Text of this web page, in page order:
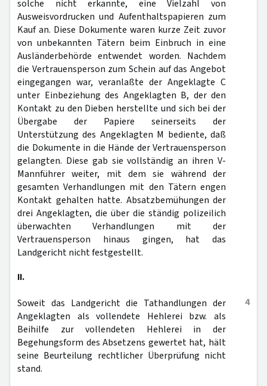
solche nicht erkannte, eine Vielzahl von
Ausweisvordrucken und Aufenthaltspapieren zum
Kauf an. Diese Dokumente waren kurze Zeit zuvor
von unbekannten Tätern beim Einbruch in eine
Ausländerbehörde entwendet worden. Nachdem
die Vertrauensperson zum Schein auf das Angebot
eingegangen war, veranlaßte der Angeklagte C
unter Einbeziehung des Angeklagten B, der den
Kontakt zu den Dieben herstellte und sich bei der
Übergabe der Papiere seinerseits der
Unterstützung des Angeklagten M bediente, daß
die Dokumente in die Hände der Vertrauensperson
gelangten. Diese gab sie vollständig an ihren V-
Mannführer weiter, mit dem sie während der
gesamten Verhandlungen mit den Tätern engen
Kontakt gehalten hatte. Absatzbemühungen der
drei Angeklagten, die über die ständig polizeilich
überwachten Verhandlungen mit der
Vertrauensperson hinaus gingen, hat das
Landgericht nicht festgestellt.
II.
4
Soweit das Landgericht die Tathandlungen der
Angeklagten als vollendete Hehlerei bzw. als
Beihilfe zur vollendeten Hehlerei in der
Begehungsform des Absetzens gewertet hat, hält
seine Beurteilung rechtlicher Überprüfung nicht
stand.